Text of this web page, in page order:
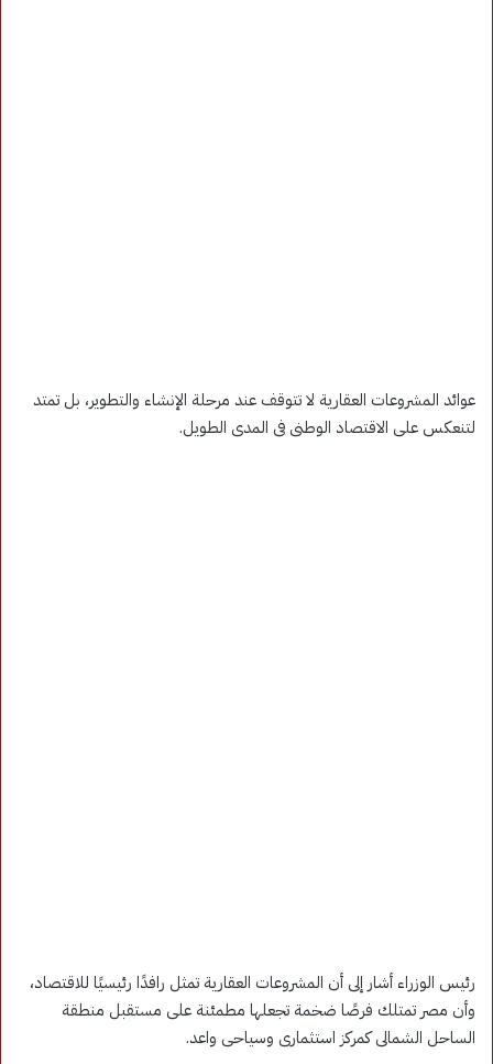
عوائد المشروعات العقارية لا تتوقف عند مرحلة الإنشاء والتطوير، بل تمتد
لتنعكس على الاقتصاد الوطنى فى المدى الطويل.
رئيس الوزراء أشار إلى أن المشروعات العقارية تمثل رافدًا رئيسيًا للاقتصاد،
وأن مصر تمتلك فرصًا ضخمة تجعلها مطمئنة على مستقبل منطقة
الساحل الشمالى كمركز استثمارى وسياحى واعد.